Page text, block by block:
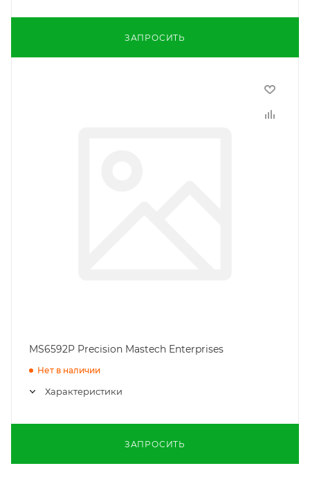
ЗАПРОСИТЬ
MS6592P Precision Mastech Enterprises
Нет в наличии
Характеристики
ЗАПРОСИТЬ